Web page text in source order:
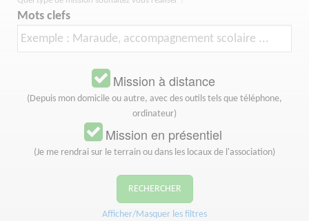
Mots clefs
Mission à distance
(Depuis mon domicile ou autre, avec des outils tels que téléphone,
ordinateur)
Mission en présentiel
(Je me rendrai sur le terrain ou dans les locaux de l'association)
RECHERCHER
Afficher/Masquer les filtres